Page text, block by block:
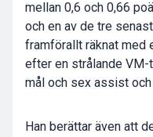
mellan 0,6 och 0,66
och en av de tre
framförallt räknat med
efter en strålande
mål och sex assist
Han berättar även att